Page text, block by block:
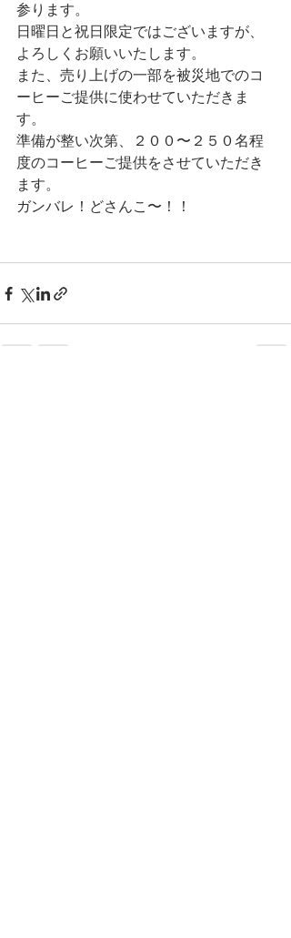
参ります。
日曜日と祝日限定ではございますが、
よろしくお願いいたします。
また、売り上げの一部を被災地でのコ
ーヒーご提供に使わせていただきま
す。
準備が整い次第、２００〜２５０名程
度のコーヒーご提供をさせていただき
ます。
ガンバレ！どさんこ〜！！